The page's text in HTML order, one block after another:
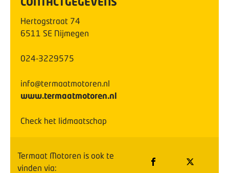
Hertogstraat 74
6511 SE Nijmegen
024-3229575
info@termaatmotoren.nl
www.termaatmotoren.nl
Check het lidmaatschap
Termaat Motoren is ook te
vinden via: